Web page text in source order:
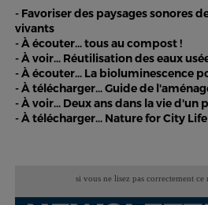
- Favoriser des paysages sonores
vivants
- À écouter... tous au compost !
- À voir... Réutilisation des eaux
- À écouter... La bioluminescence
- À télécharger... Guide de
- À voir... Deux ans dans la vie d'un
- À télécharger... Nature for City Life
si vous ne lisez pas correctement ce